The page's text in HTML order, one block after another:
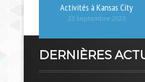
Activités à Kansas City
23 septembre 2023
DERNIÈRES